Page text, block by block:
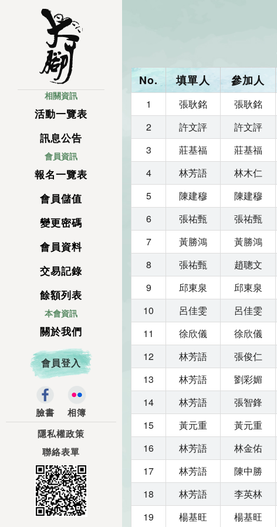
相關資訊
活動一覽表
訊息公告
會員資訊
報名一覽表
會員儲值
變更密碼
會員資料
交易記錄
餘額列表
本會資訊
關於我們
會員登入
臉書 相簿
隱私權政策
聯絡表單
No. 填單人 參加人
1 張耿銘 張耿銘
2
許文評 許文評
3
莊基福 莊基福
4
林芳語 林木仁
5
陳建穆 陳建穆
6
張祐甄 張祐甄
7
黃勝鴻 黃勝鴻
8
張祐甄 趙聰文
9
邱東泉 邱東泉
10
呂佳雯 呂佳雯
11
徐欣儀 徐欣儀
12
林芳語 張俊仁
13
林芳語 劉彩媚
14
林芳語 張智鋒
15
黃元重 黃元重
16
林芳語 林金佑
17
林芳語 陳中勝
18
林芳語 李英林
19
楊基旺 楊基旺